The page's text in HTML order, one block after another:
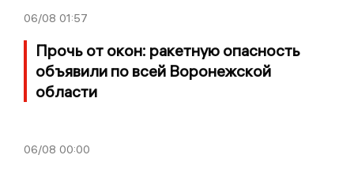
06/08 01:57
Прочь от окон: ракетную опасность
объявили по всей Воронежской
области
06/08 00:00